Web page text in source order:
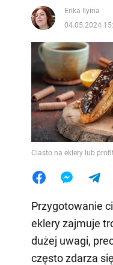
Erika Ilyina
04.05.2024
Ciasto na eklery lub
Przygotowanie
eklery zajmuje
dużej uwagi,
często zdarza